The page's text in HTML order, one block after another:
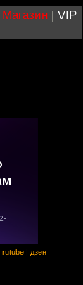
Магазин | VIP
rutube дзен